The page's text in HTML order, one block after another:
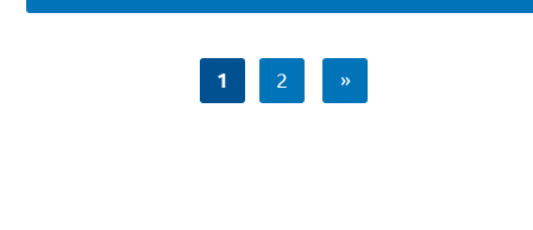
1 2 »